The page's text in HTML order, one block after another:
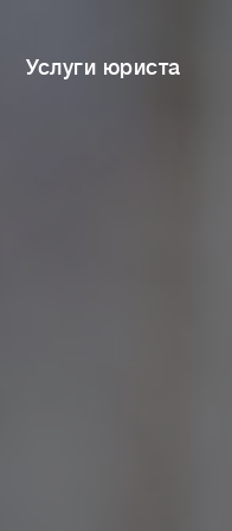
Услуги юриста